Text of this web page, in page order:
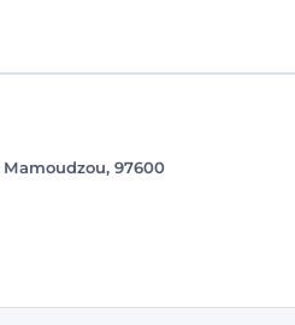
Mamoudzou, 97600